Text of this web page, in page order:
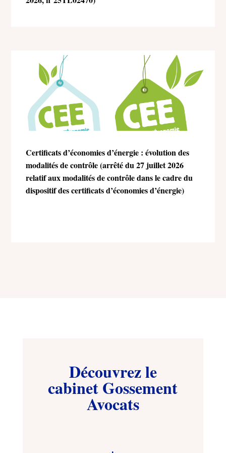
Certificats d’économies d’énergie : évolution des
modalités de contrôle (arrêté du 27 juillet 2026
relatif aux modalités de contrôle dans le cadre du
dispositif des certificats d’économies d’énergie)
Découvrez le
cabinet Gossement
Avocats